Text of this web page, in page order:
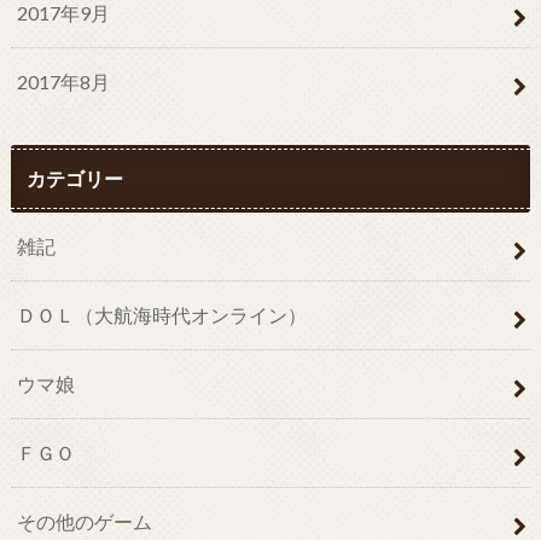
2017年9月
2017年8月
カテゴリー
雑記
ＤＯＬ（大航海時代オンライン）
ウマ娘
ＦＧＯ
その他のゲーム